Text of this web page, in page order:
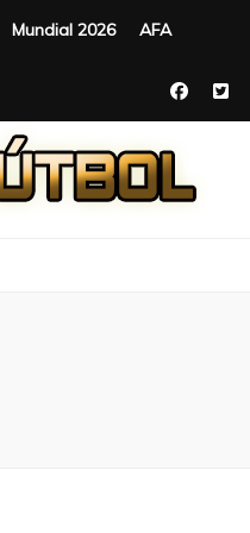
Mundial 2026 AFA